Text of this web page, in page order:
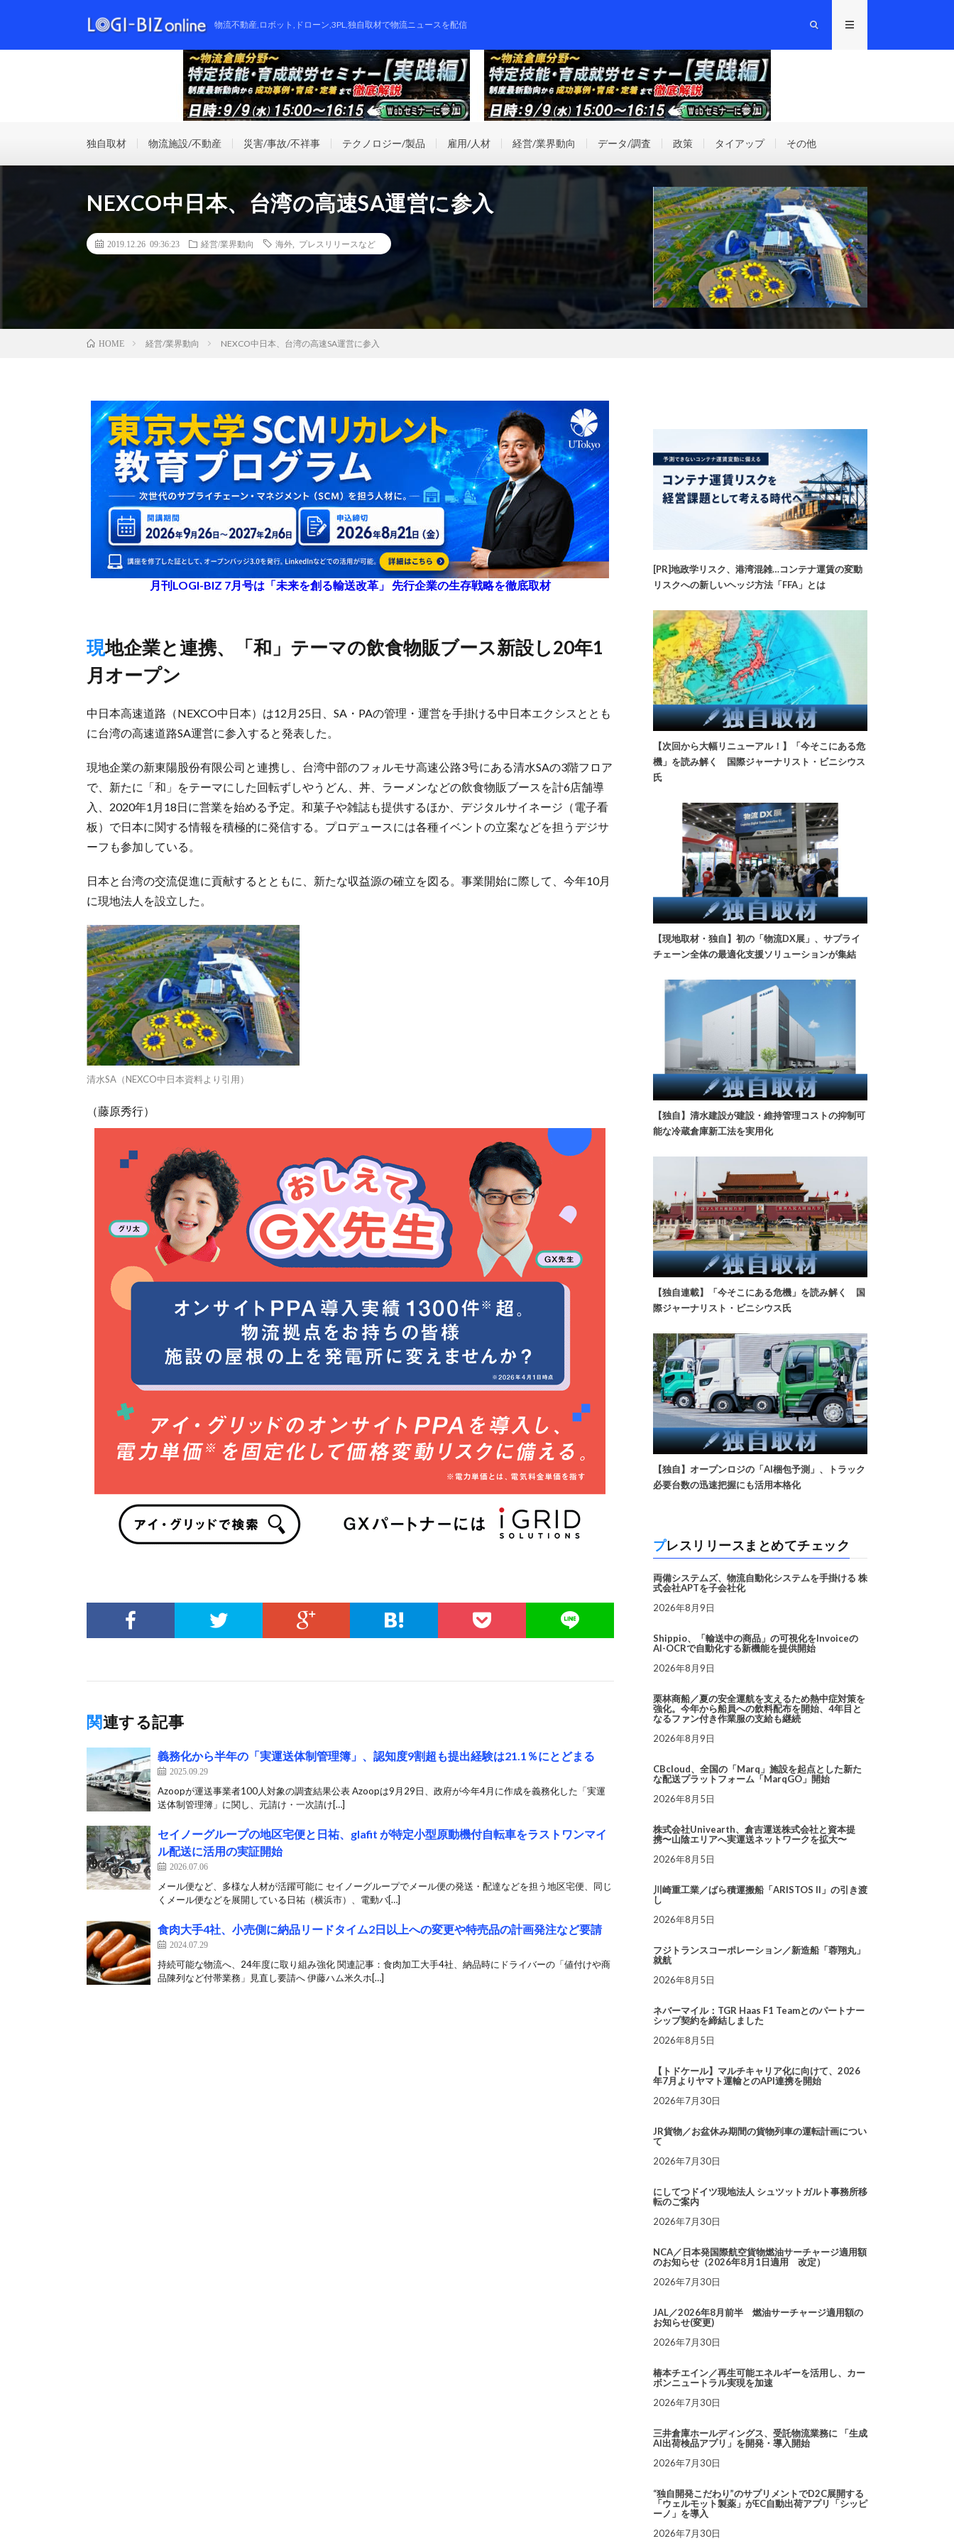
物流不動産,ロボット,ドローン,3PL,独自取材で物流ニュースを配信
独自取材 物流施設/不動産 災害/事故/不祥事 テクノロジー/製品 雇用/人材 経営/業界動向 データ/調査 政策 タイアップ その他
NEXCO中日本、台湾の高速SA運営に参入
2019.12.26 09:36:23 経営/業界動向 海外 プレスリリースなど
HOME 経営/業界動向 NEXCO中日本、台湾の高速SA運営に参入
月刊LOGI-BIZ 7月号は「未来を創る輸送改革」 先行企業の生存戦略を徹底取材
現地企業と連携、「和」テーマの飲食物販ブース新設し20年1
月オープン
中日本高速道路（NEXCO中日本）は12月25日、SA・PAの管理・運営を手掛ける中日本エクシスととも
に台湾の高速道路SA運営に参入すると発表した。
現地企業の新東陽股份有限公司と連携し、台湾中部のフォルモサ高速公路3号にある清水SAの3階フロア
で、新たに「和」をテーマにした回転ずしやうどん、丼、ラーメンなどの飲食物販ブースを計6店舗導
入、2020年1月18日に営業を始める予定。和菓子や雑誌も提供するほか、デジタルサイネージ（電子看
板）で日本に関する情報を積極的に発信する。プロデュースには各種イベントの立案などを担うデジサ
ーフも参加している。
日本と台湾の交流促進に貢献するとともに、新たな収益源の確立を図る。事業開始に際して、今年10月
に現地法人を設立した。
清水SA（NEXCO中日本資料より引用）
（藤原秀行）
関連する記事
義務化から半年の「実運送体制管理簿」、認知度9割超も提出経験は21.1％にとどまる
2025.09.29
Azoopが運送事業者100人対象の調査結果公表 Azoopは9月29日、政府が今年4月に作成を義務化した「実運
送体制管理簿」に関し、元請け・一次請け[…]
セイノーグループの地区宅便と日祐、glafit が特定小型原動機付自転車をラストワンマイ
ル配送に活用の実証開始
2026.07.06
メール便など、多様な人材が活躍可能に セイノーグループでメール便の発送・配達などを担う地区宅便、同じ
くメール便などを展開している日祐（横浜市）、電動バ[…]
食肉大手4社、小売側に納品リードタイム2日以上への変更や特売品の計画発注など要請
2024.07.29
持続可能な物流へ、24年度に取り組み強化 関連記事：食肉加工大手4社、納品時にドライバーの「値付けや商
品陳列など付帯業務」見直し要請へ 伊藤ハム米久ホ[…]
[PR]地政学リスク、港湾混雑…コンテナ運賃の変動
リスクへの新しいヘッジ方法「FFA」とは
【次回から大幅リニューアル！】「今そこにある危
機」を読み解く 国際ジャーナリスト・ビニシウス
氏
【現地取材・独自】初の「物流DX展」、サプライ
チェーン全体の最適化支援ソリューションが集結
【独自】清水建設が建設・維持管理コストの抑制可
能な冷蔵倉庫新工法を実用化
【独自連載】「今そこにある危機」を読み解く 国
際ジャーナリスト・ビニシウス氏
【独自】オープンロジの「AI梱包予測」、トラック
必要台数の迅速把握にも活用本格化
プレスリリースまとめてチェック
両備システムズ、物流自動化システムを手掛ける 株
式会社APTを子会社化
2026年8月9日
Shippio、「輸送中の商品」の可視化をInvoiceの
AI-OCRで自動化する新機能を提供開始
2026年8月9日
栗林商船／夏の安全運航を支えるため熱中症対策を
強化。今年から船員への飲料配布を開始、4年目と
なるファン付き作業服の支給も継続
2026年8月9日
CBcloud、全国の「Marq」施設を起点とした新た
な配送プラットフォーム「MarqGO」開始
2026年8月5日
株式会社Univearth、倉吉運送株式会社と資本提
携〜山陰エリアへ実運送ネットワークを拡大〜
2026年8月5日
川崎重工業／ばら積運搬船「ARISTOS II」の引き渡
し
2026年8月5日
フジトランスコーポレーション／新造船「蓉翔丸」
就航
2026年8月5日
ネバーマイル：TGR Haas F1 Teamとのパートナー
シップ契約を締結しました
2026年8月5日
【トドケール】マルチキャリア化に向けて、2026
年7月よりヤマト運輸とのAPI連携を開始
2026年7月30日
JR貨物／お盆休み期間の貨物列車の運転計画につい
て
2026年7月30日
にしてつドイツ現地法人 シュツットガルト事務所移
転のご案内
2026年7月30日
NCA／日本発国際航空貨物燃油サーチャージ適用額
のお知らせ（2026年8月1日適用 改定）
2026年7月30日
JAL／2026年8月前半 燃油サーチャージ適用額の
お知らせ(変更)
2026年7月30日
椿本チエイン／再生可能エネルギーを活用し、カー
ボンニュートラル実現を加速
2026年7月30日
三井倉庫ホールディングス、受託物流業務に 「生成
AI出荷検品アプリ」を開発・導入開始
2026年7月30日
“独自開発こだわり”のサプリメントでD2C展開する
「ウェルモット製薬」がEC自動出荷アプリ「シッピ
ーノ」を導入
2026年7月30日